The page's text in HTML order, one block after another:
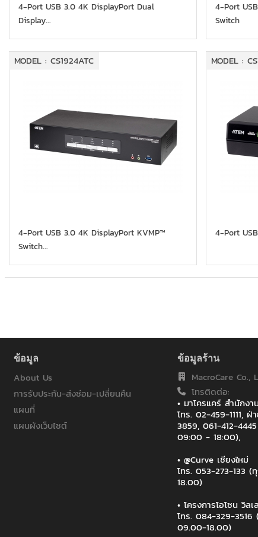
4-Port USB 3.0 4K DisplayPort Dual
Display...
4-Port
Switch
MODEL : CS1924ATC
4-Port USB 3.0 4K DisplayPort KVMP™
Switch...
MODEL :
4-Port
ข้อมูล
About Us
การรับประกัน-ส่งซ่อม-เปลี่ยนคืน
แผนที่
แผนผังเว็บไซต์
ข้อมูลร้าน
MacroCare Co.,
โทรติดต่อ:
• มาโครแคร์ สำนักง
โทร. 02-459-1111,
3859, 061-412-
09:00 - 18:00),
• @Curve เชียงใหม่
โทร. 053-273-133
18.00)
• โครงการโอโซน วิล
โทร. 084-329-3516
09.00-18.00)